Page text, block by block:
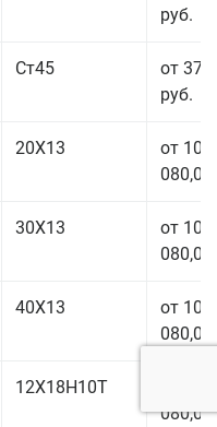
руб.
Ст45
от 37
руб.
20Х13
от 101
080,00
30Х13
от 101
080,00
40Х13
от 101
080,00
12Х18Н10Т
080,00